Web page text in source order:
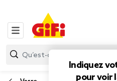
Indiquez
pour voir